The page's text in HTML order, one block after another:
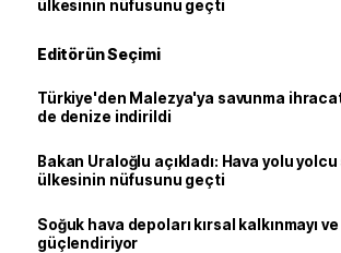
ülkesinin nüfusunu geçti
Editörün Seçimi
Türkiye'den Malezya'ya savunma
de denize indirildi
Bakan Uraloğlu açıkladı: Hava yolu yolcu
ülkesinin nüfusunu geçti
Soğuk hava depoları kırsal kalkınmayı
güçlendiriyor